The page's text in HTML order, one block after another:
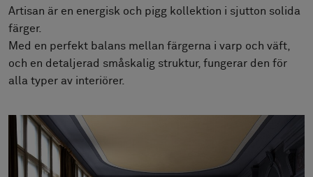
Designsamarbeten
FAQ
Kontakta oss
Pattern Tile Tool
Image & Material Bank
Välj land
Artisan är en energisk och pigg kollektion i sjutton solida
färger.
Med en perfekt balans mellan färgerna i varp och väft,
och en detaljerad småskalig struktur, fungerar den för
alla typer av interiörer.